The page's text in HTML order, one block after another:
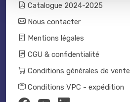
Catalogue 2024-2025
Nous contacter
Mentions légales
CGU & confidentialité
Conditions générales de vente
Conditions VPC - expédition